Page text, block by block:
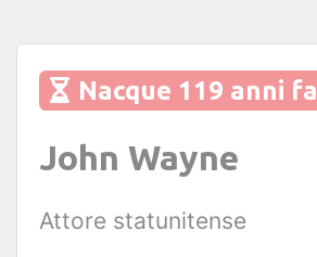
Nacque 119 anni fa
John Wayne
Attore statunitense